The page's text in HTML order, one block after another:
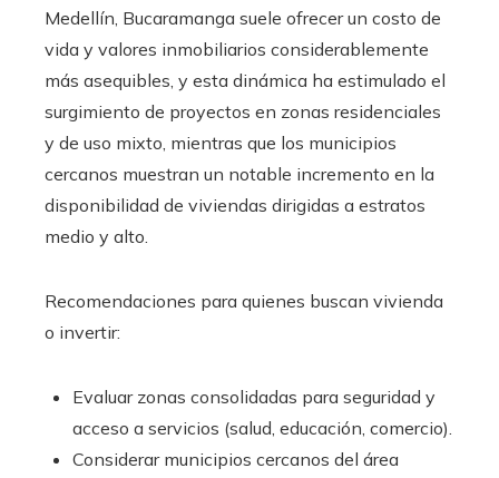
Medellín, Bucaramanga suele ofrecer un costo de
vida y valores inmobiliarios considerablemente
más asequibles, y esta dinámica ha estimulado el
surgimiento de proyectos en zonas residenciales
y de uso mixto, mientras que los municipios
cercanos muestran un notable incremento en la
disponibilidad de viviendas dirigidas a estratos
medio y alto.
Recomendaciones para quienes buscan vivienda
o invertir:
Evaluar zonas consolidadas para seguridad y
acceso a servicios (salud, educación, comercio).
Considerar municipios cercanos del área